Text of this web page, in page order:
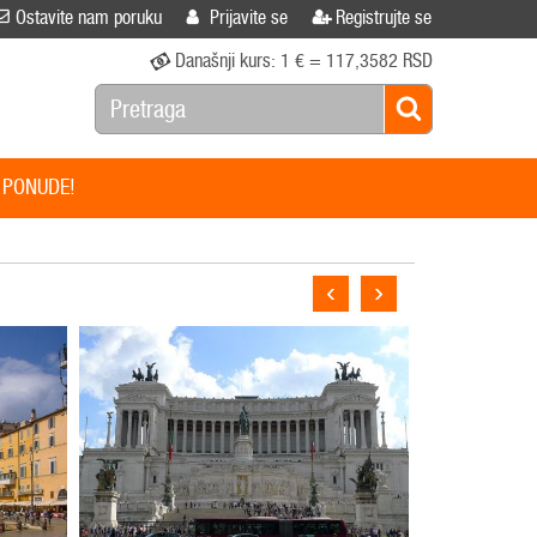
Ostavite nam poruku Prijavite se Registrujte se
Današnji kurs: 1 € = 117,3582 RSD
‹ ›